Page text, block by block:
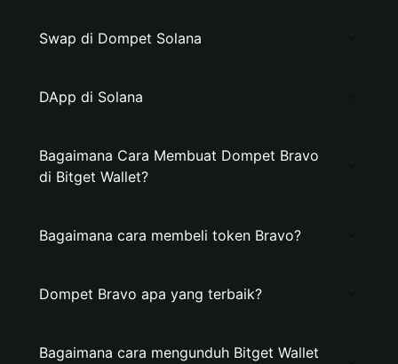
Swap di Dompet Solana
DApp di Solana
Bagaimana Cara Membuat Dompet Bravo
di Bitget Wallet?
Bagaimana cara membeli token Bravo?
Dompet Bravo apa yang terbaik?
Bagaimana cara mengunduh Bitget Wallet